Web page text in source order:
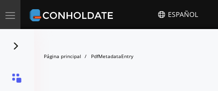
Toggle
navigation ESPAÑOL
Página principal PdfMetadataEntry